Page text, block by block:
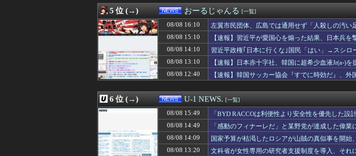
08/08 15:48
ＦＦ史上最高傑作は？ニワカ「4！」馬鹿「8やね」陰キャ「7
08/08 15:47
【拡散希望】辺野古転覆事故遺族が「全容解明と再発防止を求
08/08 15:45
運動会も夏祭りも時期をずらしてるのに甲子園だけ変わらない
08/08 15:45
【悲報】ワイ、半導体で破産寸前ｗｗｗｗｗｗｗｗｗｗ
【悲報】インターネットプロバイダーから開示請求が届いた…
08/08 15:40
賀喜遥香ちゃん、ついにインスタアカウントを開設！！！【乃
08/08 15:40
【画像】コメ 損切り加速ｗｗｗｗｗｗｗｗｗ
08/08 15:40
【テレビ離れ】テレビ大好き高齢者の「テレビ離れ」も始ま
08/08 15:40
台風13号は中国大陸に行ったけど、15号の予想進路…なんだこ
08/08 15:38
北朝鮮の弾道ミサイル部隊、ロシアのヴォロネジ州に展開か…
08/08 15:38
【朗報】 イーロン「Xでインプレゾンビが多すぎるから収益分配
08/08 15:36
マックの招待券を使おうとしたら店員に番号を聞かれた。激怒
韓国人「不適切接待疑惑、2002年イタリア・スペイン戦で『韓
08/08 15:35
【画像】女ってこんなに変わるもんなんか？ｗｗｗｗｗｗｗｗ
08/08 15:35
【画像】キングダムの河了貂、「あったけぇ壁」に引き続き更
08/08 15:35
セの投手の打席、平均打率0割台ケガのリスクあり走って疲れ
5 位 (→) おーるじゃんる [一覧]
08/08 16:10
左翼市民団体、広島では通用せず「人殺しの汚
シらが広島県民じゃ」
08/08 15:10
【速報】習近平が愛国心を煽った結果、日本兵
撃！
08/08 14:10
習近平政権｢日本に行くな｣国民「はい」→スシロ
08/08 13:10
【速報】日本赤十字社、韓国に超希少血液Jr(a-)
08/08 12:40
【速報】韓国サッカー協会『すでに時効だ』、
6 位 (→) U-1 NEWS. [一覧]
08/08 15:49
「BYD RACCOは利便性より安全性を優先した
08/08 14:49
「感動のフィナーレだ」と某野党が達成した偉
に……
08/08 14:09
国家予算が枯渇したロシアが山賊の真似事を開
る……
08/08 13:20
文科省が女性専用の研究者支援制度を導入、そ